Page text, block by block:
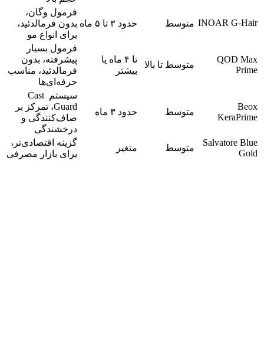
INOAR G-Hair متوسط حدود ۳ تا ۵ ماه
فرمول وگان،
بدون فرمالدئید،
برای انواع مو
QOD Max
Prime
متوسط تا بالا
تا ۴ ماه یا
بیشتر
فرمول بسیار
پیشرفته، بدون
فرمالدئید، مناسب
حرفه‌ای‌ها
Beox
KeraPrime
متوسط حدود ۳ ماه
سیستم Cast
Guard، تمرکز بر
صاف‌کنندگی و
درخشندگی
Salvatore Blue
Gold
متوسط متغیر
گزینه اقتصادی‌تر،
برای بازار مصرفی